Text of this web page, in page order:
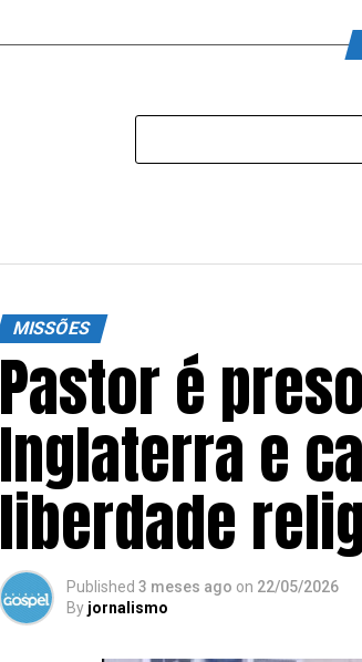
MISSÕES
Pastor é
Inglaterra e
liberdade
Published 3 meses ago on 22/05/2026
By jornalismo